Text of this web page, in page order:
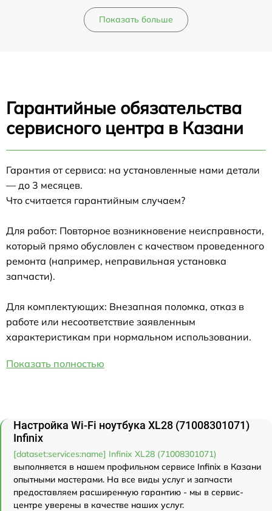
Показать больше
Гарантийные обязательства
сервисного центра в Казани
Гарантия от сервиса: на установленные нами детали
— до 3 месяцев.
Что считается гарантийным случаем?
Для работ: Повторное возникновение неисправности,
который прямо обусловлен с качеством проведенного
ремонта (например, неправильная установка
запчасти).
Для комплектующих: Внезапная поломка, отказ в
работе или несоответствие заявленным
характеристикам при нормальном использовании.
Показать полностью
Настройка Wi-Fi ноутбука XL28 (71008301071)
Infinix
[dataset:services:name] Infinix XL28 (71008301071)
выполняется в нашем профильном сервисе Infinix в Казани
опытными мастерами. На все виды услуг и запчасти
предоставляем расширенную гарантию - мы в сервис-
центре уверены в качестве наших услуг.